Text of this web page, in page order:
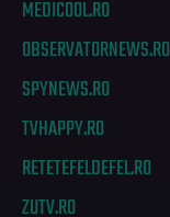
MEDICOOL.RO
OBSERVATORNEWS.RO
SPYNEWS.RO
TVHAPPY.RO
RETETEFELDEFEL.RO
ZUTV.RO